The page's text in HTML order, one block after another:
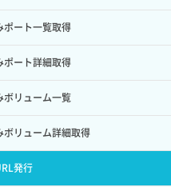
除
新
細取得
ン一覧取得
覧取得
詳細一覧取得
細取得
ージ保存
プ一覧取得
取得
ポート一覧取得
ポート詳細取得
ボリューム一覧
ボリューム詳細取得
発行